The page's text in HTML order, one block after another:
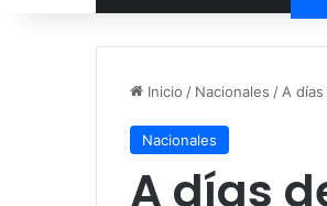
Inicio / Nacionales / A
Nacionales
A días